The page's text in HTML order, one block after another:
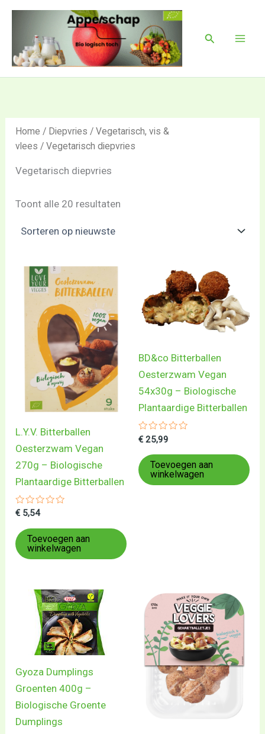
inhoud
Zoeken
Home / Diepvries /Vegetarisch, vis &
vlees / Vegetarisch diepvries
Vegetarisch diepvries
Toont alle 20 resultaten
op
nieuwste
L.Y.V. Bitterballen
Oesterzwam Vegan
270g – Biologische
Plantaardige Bitterballen
Gewaardeerd
uit
5
€ 5,54
Toevoegen aan
winkelwagen
BD&co Bitterballen
Oesterzwam Vegan
54x30g – Biologische
Plantaardige Bitterballen
Gewaardeerd
uit
5
€ 25,99
Toevoegen aan
winkelwagen
Gyoza Dumplings
Groenten 400g –
Biologische Groente
Dumplings